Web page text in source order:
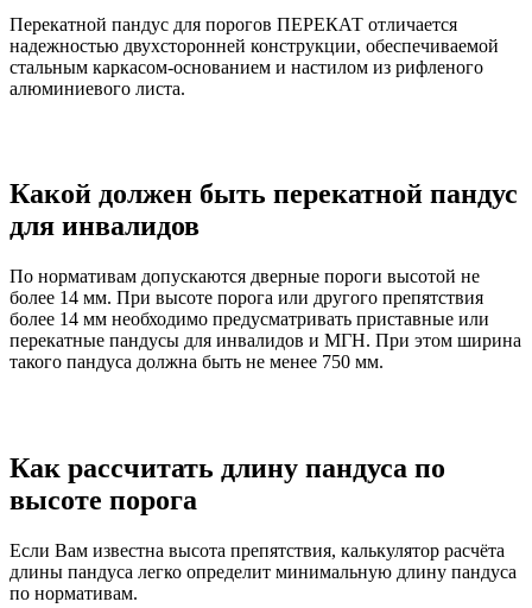
Перекатной пандус для порогов ПЕРЕКАТ отличается
надежностью двухсторонней конструкции, обеспечиваемой
стальным каркасом-основанием и настилом из рифленого
алюминиевого листа.
Какой должен быть перекатной пандус
для инвалидов
По нормативам допускаются дверные пороги высотой не
более 14 мм. При высоте порога или другого препятствия
более 14 мм необходимо предусматривать приставные или
перекатные пандусы для инвалидов и МГН. При этом ширина
такого пандуса должна быть не менее 750 мм.
Как рассчитать длину пандуса по
высоте порога
Если Вам известна высота препятствия, калькулятор расчёта
длины пандуса легко определит минимальную длину пандуса
по нормативам.